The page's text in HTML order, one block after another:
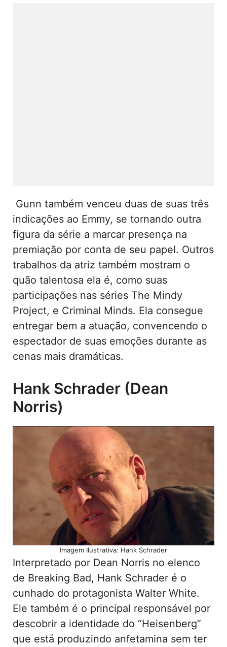
Gunn também venceu duas de suas três
indicações ao Emmy, se tornando outra
figura da série a marcar presença na
premiação por conta de seu papel. Outros
trabalhos da atriz também mostram o
quão talentosa ela é, como suas
participações nas séries The Mindy
Project, e Criminal Minds. Ela consegue
entregar bem a atuação, convencendo o
espectador de suas emoções durante as
cenas mais dramáticas.
Hank Schrader (Dean
Norris)
Imagem Ilustrativa: Hank Schrader
Interpretado por Dean Norris no elenco
de Breaking Bad, Hank Schrader é o
cunhado do protagonista Walter White.
Ele também é o principal responsável por
descobrir a identidade do “Heisenberg”
que está produzindo anfetamina sem ter